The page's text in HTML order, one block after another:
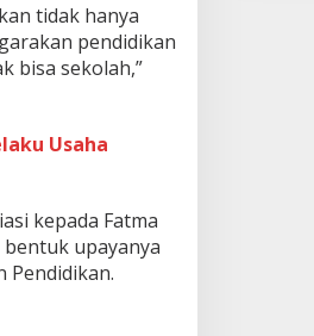
tidak hanya
pendidikan
bisa sekolah,”
Usaha
kepada Fatma
upayanya
Pendidikan.